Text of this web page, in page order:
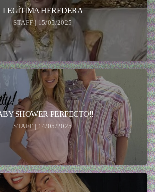
LEGÍTIMA HEREDERA
STAFF | 15/05/2025
SHOWER PERFECTO!!
STAFF | 14/05/2025